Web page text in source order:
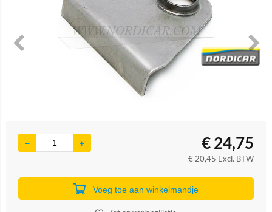
Brand
€24,75
€ 20,45 Excl. BTW
Voeg toe aan winkelmandje